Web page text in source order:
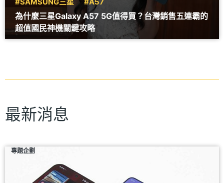
#SAMSUNG三星 #A57
為什麼三星Galaxy A57 5G值得買？台灣銷售五連霸的
超值國民神機關鍵攻略
最新消息
專題企劃